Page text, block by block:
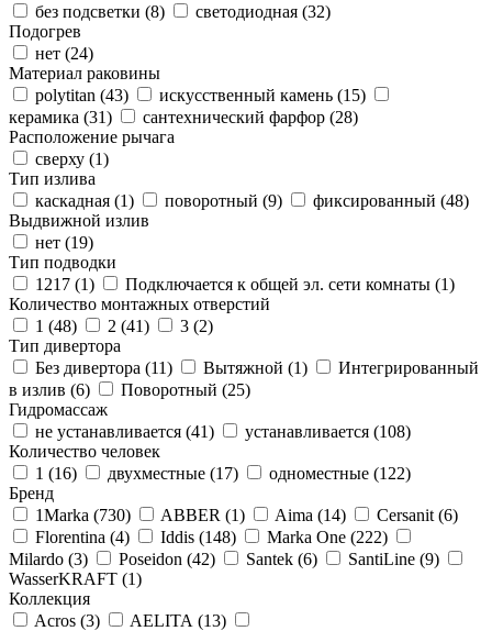
без подсветки (8) светодиодная (32)
Подогрев
нет (24)
Материал раковины
polytitan (43) искусственный камень (15)
керамика (31) сантехнический фарфор (28)
Расположение рычага
сверху (1)
Тип излива
каскадная (1) поворотный (9) фиксированный (48)
Выдвижной излив
нет (19)
Тип подводки
1217 (1) Подключается к общей эл. сети комнаты (1)
Количество монтажных отверстий
1 (48) 2 (41) 3 (2)
Тип дивертора
Без дивертора (11) Вытяжной (1)
Интегрированный
в излив (6) Поворотный (25)
Гидромассаж
не устанавливается (41) устанавливается (108)
Количество человек
1 (16) двухместные (17) одноместные (122)
Бренд
1Marka (730) ABBER (1) Aima (14) Cersanit (6)
Florentina (4) Iddis (148) Marka One (222)
Milardo (3) Poseidon (42) Santek (6) SantiLine (9)
WasserKRAFT (1)
Коллекция
Acros (3) AELITA (13)